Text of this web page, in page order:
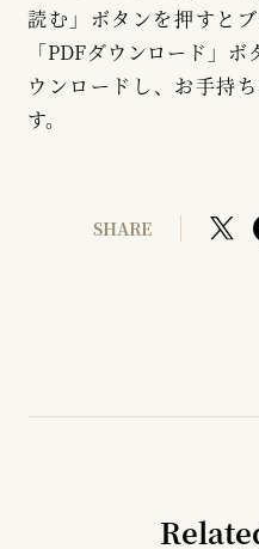
読む」ボタンを押すと
「PDFダウンロード」
ウンロードし、お手持
す。
SHARE